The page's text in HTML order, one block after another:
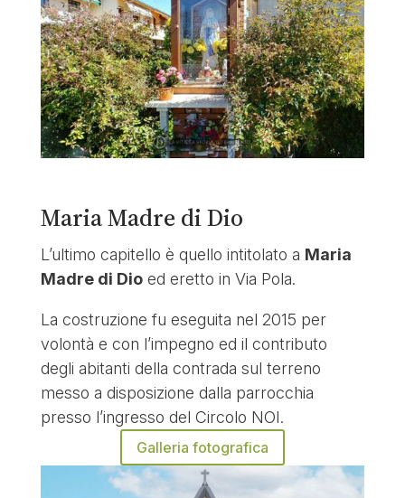
Maria Madre di Dio
L’ultimo capitello è quello intitolato a Maria
Madre di Dioed eretto in Via Pola.
La costruzione fu eseguita nel 2015 per
volontà e con l’impegno ed il contributo
degli abitanti della contrada sul terreno
messo a disposizione dalla parrocchia
presso l’ingresso del Circolo NOI.
Galleria fotografica